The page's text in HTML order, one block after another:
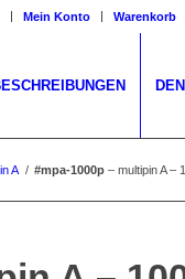
Mein Konto Warenkorb
A / #mpa-1000p – multipin A –